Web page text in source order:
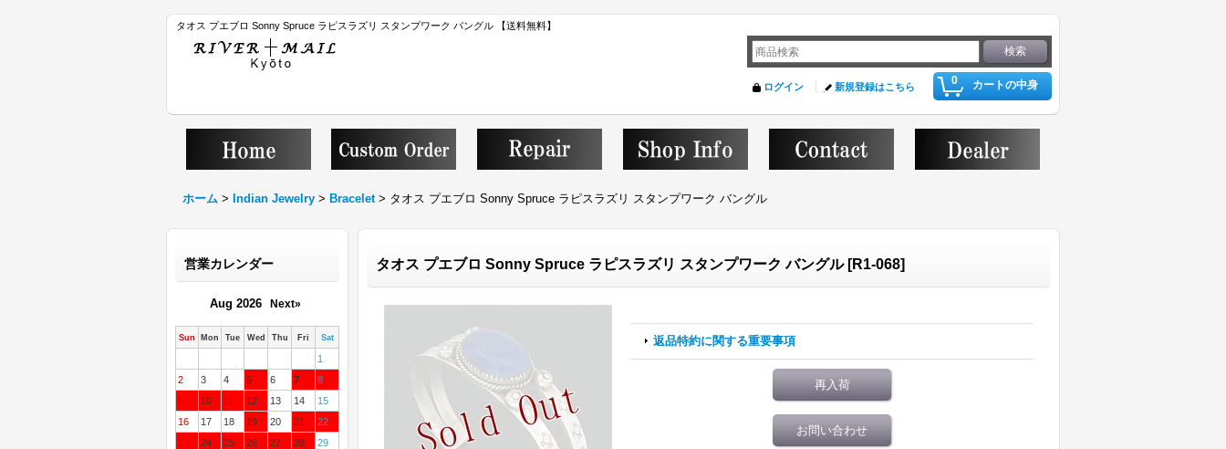
タオス プエブロ Sonny Spruce ラピスラズリ スタンプワーク バングル 【送料無料】
0 カートの中身
ログイン 新規登録はこちら
ホーム > Indian Jewelry > Bracelet > タオス プエブロ Sonny Spruce ラピスラズリ スタンプワーク バングル
営業カレンダー
Aug 2026 Next»
Sun Mon Tue Wed Thu Fri Sat
1
2
3 4 5 6 7
8
9
10 11 12 13 14
15
16
17 18 19 20 21
22
23
24 25 26 27 28
29
タオス プエブロ Sonny Spruce ラピスラズリ スタンプワーク バングル [R1-068]
返品特約に関する重要事項
再入荷
お問い合わせ